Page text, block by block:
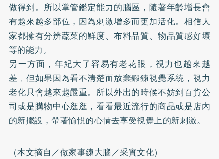
做得到。所以掌管鑑定能力的腦區，隨著年齡增長會
有越來越多部位，因為刺激增多而更加活化。相信大
家都擁有分辨蔬菜的鮮度、布料品質、物品質感好壞
等的能力。
另一方面，年紀大了容易有老花眼，視力也越來越
差，但如果因為看不清楚而放棄鍛鍊視覺系統，視力
老化只會越來越嚴重。所以外出的時候不妨到百貨公
司或是購物中心逛逛，看看最近流行的商品或是店內
的新擺設，帶著愉悅的心情去享受視覺上的新刺激。
（本文摘自／做家事練大腦／采實文化）